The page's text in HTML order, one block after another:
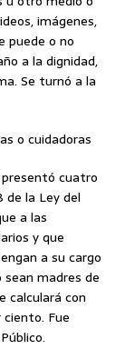
imágenes,
puede o no
a la dignidad,
Se turnó a la
o cuidadoras
presentó cuatro
la Ley del
a las
y que
a su cargo
madres de
calculará con
Fue